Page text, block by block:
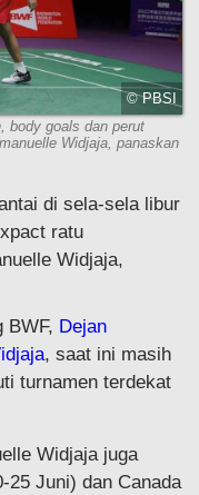
© PBSI
body goals dan perut
Widjaja, panaskan
di sela-sela libur
ratu
Widjaja,
BWF, Dejan
, saat ini masih
turnamen terdekat
Widjaja juga
25 Juni) dan Canada